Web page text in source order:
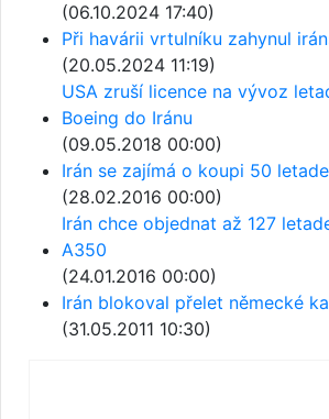
(06.10.2024 17:40)
Při havárii vrtulníku zahynul
(20.05.2024 11:19)
USA zruší licence na vývoz
Boeing do Iránu
(09.05.2018 00:00)
Irán se zajímá o koupi 50
(28.02.2016 00:00)
Irán chce objednat až 127
A350
(24.01.2016 00:00)
Irán blokoval přelet německé
(31.05.2011 10:30)